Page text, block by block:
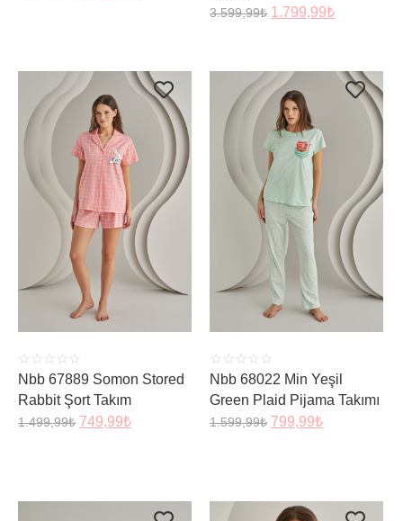
3.599,99₺ 1.799,99₺
ÜRÜNÜ İNCELE
☆ ☆ ☆ ☆ ☆
Nbb 67889 Somon Stored
Rabbit Şort Takım
1.499,99₺ 749,99₺
ÜRÜNÜ İNCELE
☆ ☆ ☆ ☆ ☆
Nbb 68022 Min Yeşil
Green Plaid Pijama Takımı
1.599,99₺ 799,99₺